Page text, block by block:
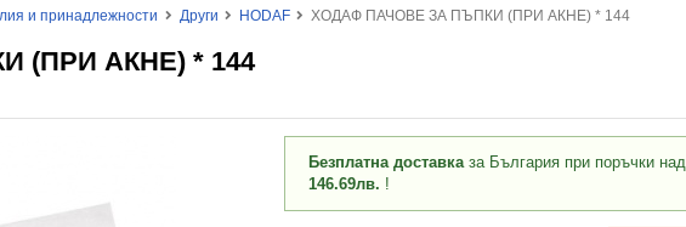
и принадлежности Други HODAF ХОДАФ ПАЧОВЕ ЗА ПЪПКИ (ПРИ АКНЕ) * 144
(ПРИ АКНЕ) * 144
Безплатна доставказа България при поръчки над
146.69лв. !